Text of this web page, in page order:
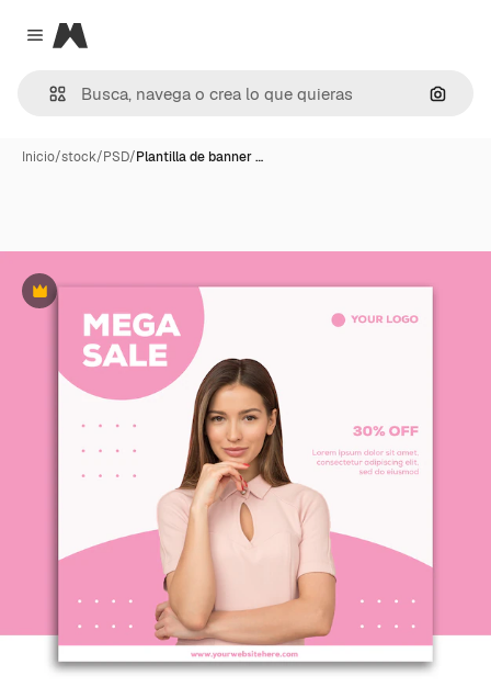
Close menu
Magnific
Inicio/stock/PSD/Plantilla de banner …
Premium